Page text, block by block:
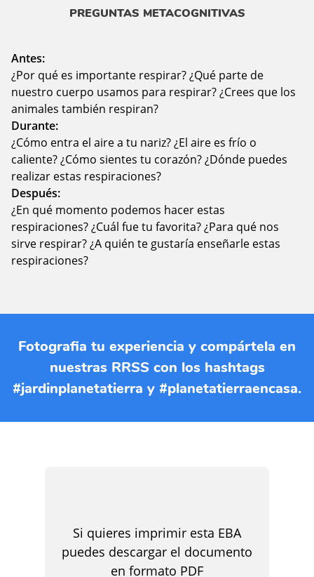
PREGUNTAS METACOGNITIVAS
Antes:
¿Por qué es importante respirar? ¿Qué parte de
nuestro cuerpo usamos para respirar? ¿Crees que los
animales también respiran?
Durante:
¿Cómo entra el aire a tu nariz? ¿El aire es frío o
caliente? ¿Cómo sientes tu corazón? ¿Dónde puedes
realizar estas respiraciones?
Después:
¿En qué momento podemos hacer estas
respiraciones? ¿Cuál fue tu favorita? ¿Para qué nos
sirve respirar? ¿A quién te gustaría enseñarle estas
respiraciones?
Fotografia tu experiencia y compártela en
nuestras RRSS con los hashtags
#jardinplanetatierra y #planetatierraencasa.
Si quieres imprimir esta EBA
puedes descargar el documento
en formato PDF